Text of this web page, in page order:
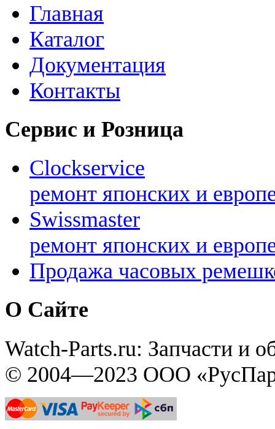
Главная
Каталог
Документация
Контакты
Сервис и Розница
Clockservice
ремонт японских и
Swissmaster
ремонт японских и
Продажа часовых
О Сайте
Watch-Parts.ru: Запчасти и
© 2004—2023 ООО